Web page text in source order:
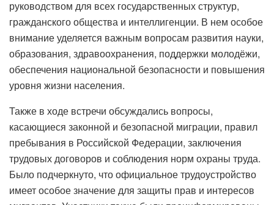
руководством для всех государственных структур,
гражданского общества и интеллигенции. В нем особое
внимание уделяется важным вопросам развития науки,
образования, здравоохранения, поддержки молодёжи,
обеспечения национальной безопасности и повышения
уровня жизни населения.
Также в ходе встречи обсуждались вопросы,
касающиеся законной и безопасной миграции, правил
пребывания в Российской Федерации, заключения
трудовых договоров и соблюдения норм охраны труда.
Было подчеркнуто, что официальное трудоустройство
имеет особое значение для защиты прав и интересов